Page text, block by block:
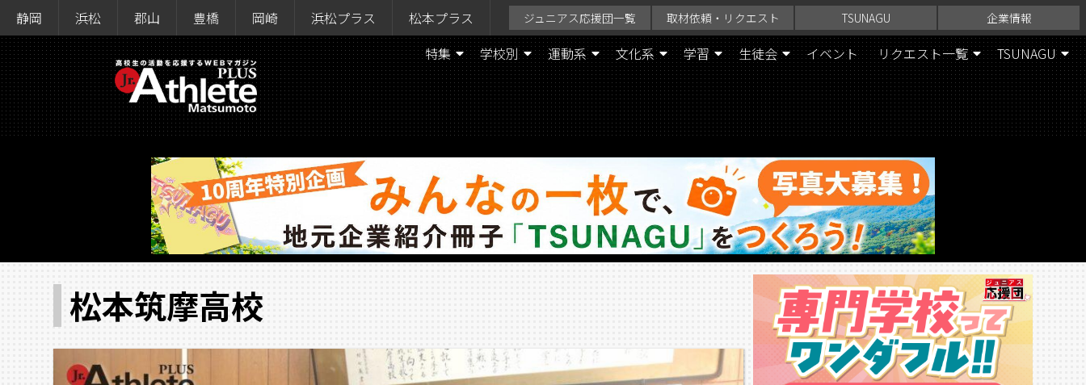
静岡 浜松 郡山 豊橋 岡崎 浜松プラス 松本プラス ジュニアス応援団一覧 取材依頼・リクエスト TSUNAGU 企業情報
特集 学校別 運動系 文化系 学習 生徒会 イベント リクエスト一覧 TSUNAGU
松本筑摩高校